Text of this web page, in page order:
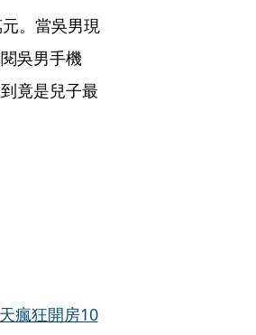
。當吳男現
吳男手機
竟是兒子最
瘋狂開房10